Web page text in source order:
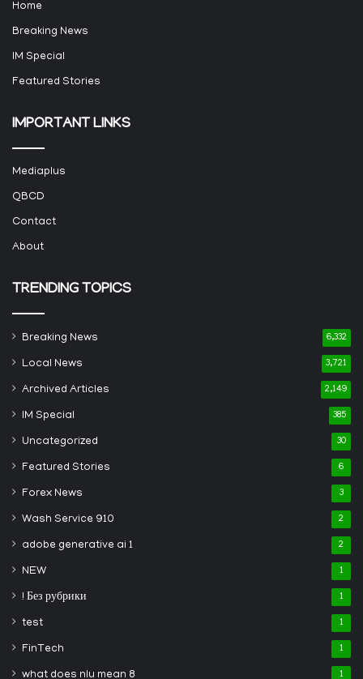
Home
Breaking News
IM Special
Featured Stories
IMPORTANT LINKS
Mediaplus
QBCD
Contact
About
TRENDING TOPICS
Breaking News 6,332
Local News 3,721
Archived Articles 2,149
IM Special 385
Uncategorized 30
Featured Stories 6
Forex News 3
Wash Service 910 2
adobe generative ai 1 2
NEW 1
! Без рубрики 1
test 1
FinTech 1
what does nlu mean 8 1